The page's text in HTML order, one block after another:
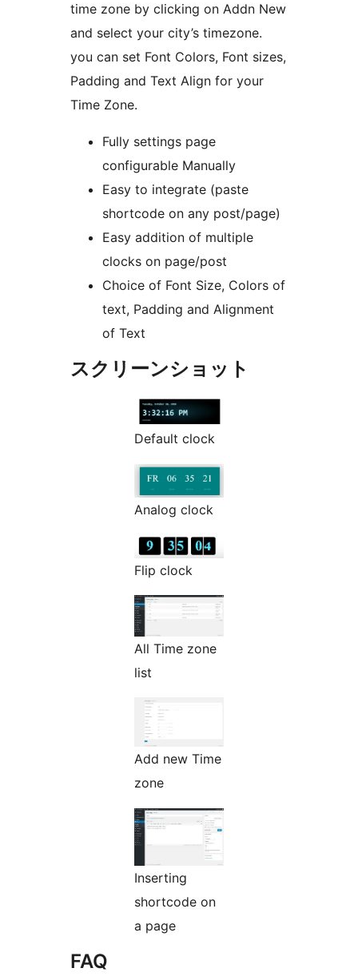
time zone by clicking on Addn New
and select your city’s timezone.
you can set Font Colors, Font sizes,
Padding and Text Align for your
Time Zone.
Fully settings page
configurable Manually
Easy to integrate (paste
shortcode on any post/page)
Easy addition of multiple
clocks on page/post
Choice of Font Size, Colors of
text, Padding and Alignment
of Text
スクリーンショット
Default clock
Analog clock
Flip clock
All Time zone
list
Add new Time
zone
Inserting
shortcode on
a page
FAQ